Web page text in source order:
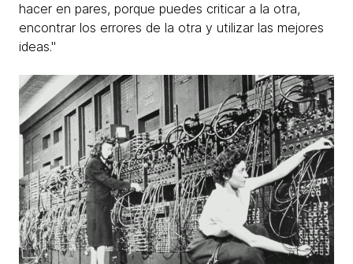
hacer en pares, porque puedes criticar a la otra,
encontrar los errores de la otra y utilizar las mejores
ideas."​